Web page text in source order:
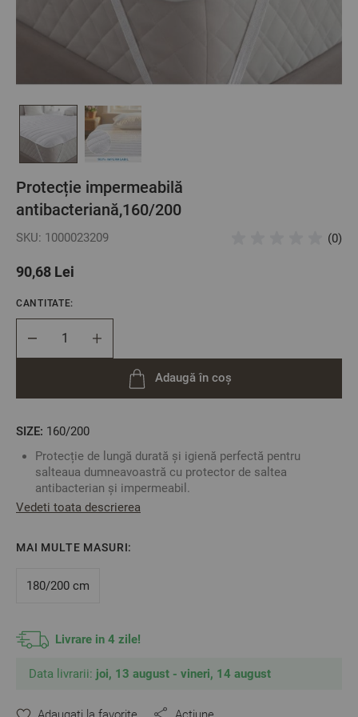
Protecție impermeabilă
antibacteriană,160/200
SKU: 1000023209 (0)
90,68 Lei
SIZE: 160/200
Protecție de lungă durată și igienă perfectă pentru
salteaua dumneavoastră cu protector de saltea
antibacterian și impermeabil.
Tehnologia SILVADUR™ – protecție antibacteriană cu ioni
același timp prospețimea pentru mai mult timp.
lichidelor, petelor, bacteriilor și acarienilor, acest
circulația aerului și nu creează senzație de supraîncălzire.
nu produce zgomot la mișcare.
Dimensiune: 160/200
Vedeti toata descrierea
MAI MULTE MASURI:
180/200 cm
Livrare in 4 zile!
Data livrarii: joi, 13 august - vineri, 14 august
CANTITATE:
Adaugă în coș